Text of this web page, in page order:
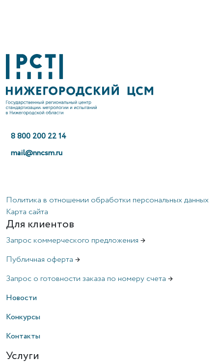
8 800 200 22 14
mail@nncsm.ru
Политика в отношении обработки персональных данных
Карта сайта
Для клиентов
Запрос коммерческого предложения →
Публичная оферта →
Запрос о готовности заказа по номеру счета →
Новости
Конкурсы
Контакты
Услуги